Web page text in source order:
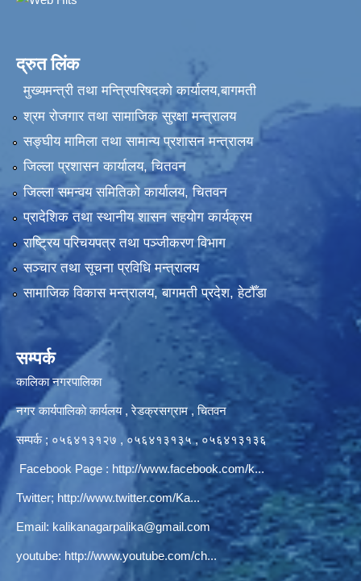
द्रुत लिंक
मुख्यमन्त्री तथा मन्त्रिपरिषदको कार्यालय,बागमती
श्रम रोजगार तथा सामाजिक सुरक्षा मन्त्रालय
सङ्‍घीय मामिला तथा सामान्य प्रशासन मन्त्रालय
जिल्ला प्रशासन कार्यालय, चितवन
जिल्ला समन्वय समितिको कार्यालय, चितवन
प्रादेशिक तथा स्थानीय शासन सहयोग कार्यक्रम
राष्ट्रिय परिचयपत्र तथा पञ्‍जीकरण विभाग
सञ्‍चार तथा सूचना प्रविधि मन्त्रालय
सामाजिक विकास मन्त्रालय, बागमती प्रदेश, हेटौँडा
सम्पर्क
कालिका नगरपालिका
नगर कार्यपालिकाे कार्यलय‍ , रेडक्रसग्राम , चितवन
सम्पर्क ; ०५६४१३१२७ , ०५६४१३१३५ , ०५६४१३१३६
Facebook Page : http://www.facebook.com/k...
Twitter; http://www.twitter.com/Ka...
Email: kalikanagarpalika@gmail.com
youtube: http://www.youtube.com/ch...